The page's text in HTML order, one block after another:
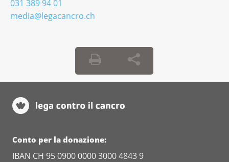
031 389 94 01
media@legacancro.ch
Conto per la donazione:
IBAN CH 95 0900 0000 3000 4843 9